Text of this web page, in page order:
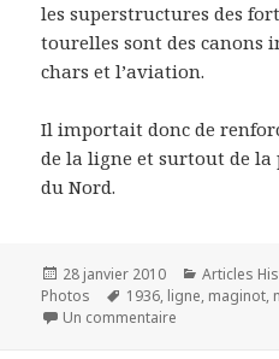
les superstructures des
tourelles sont des canons
chars et l’aviation.
Il importait donc de
de la ligne et surtout de
du Nord.
Publié
le
28 janvier 2010 Catégories
Articles
Photos
Mots-
clés
1936, ligne, maginot,
Un commentaire